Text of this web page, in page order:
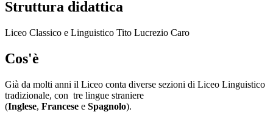
Struttura didattica
Liceo Classico e Linguistico Tito Lucrezio Caro
Cos'è
Già da molti anni il Liceo conta diverse sezioni di Liceo Linguistico
tradizionale, con tre lingue straniere
(Inglese, Francese e Spagnolo).